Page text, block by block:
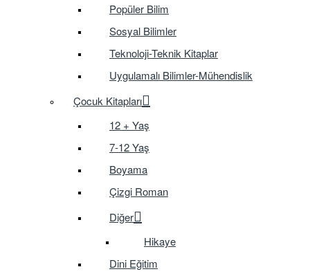
Popüler Bilim
Sosyal Bilimler
Teknoloji-Teknik Kitaplar
Uygulamalı Bilimler-Mühendislik
Çocuk Kitapları
12 + Yaş
7-12 Yaş
Boyama
Çizgi Roman
Diğer
Hikaye
Dini Eğitim